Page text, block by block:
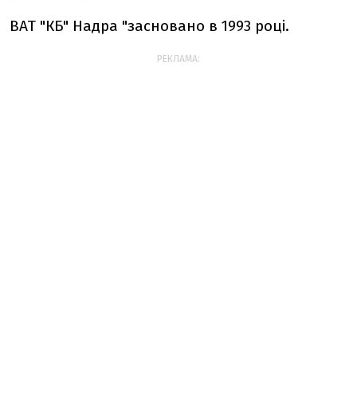
ВАТ "КБ" Надра "засновано в 1993 році.
РЕКЛАМА: